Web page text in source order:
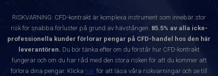
RISKVARNING: CFD-kontrakt är komplexa instrument som innebär stor
risk för snabba förluster på grund av hävstången. 85.5% av alla icke-
professionella kunder förlorar pengar på CFD-handel hos den här
leverantören. Du bör tänka efter om du förstår hur CFD-kontrakt
fungerar och om du har råd med den stora risken för att du kommer att
förlora dina pengar. Klicka här för att läsa våra riskvarningar och se till